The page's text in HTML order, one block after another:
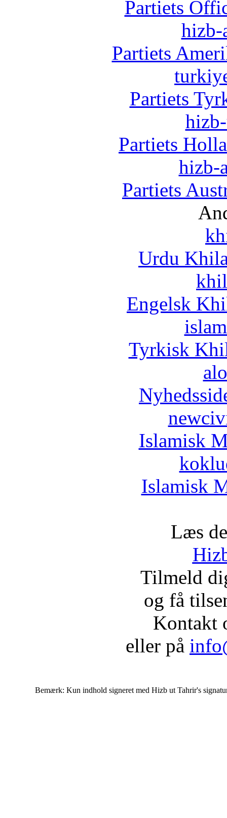
Partiets
hizb-
Partiets
Partiets
Partiets
hizb-
Partiets
Urdu
Engelsk
Tyrkisk
Islamisk
Islamisk
Læs
Tilmeld
og få
Kontakt
eller på
Bemærk: Kun indhold signeret med Hizb ut Tahrir's